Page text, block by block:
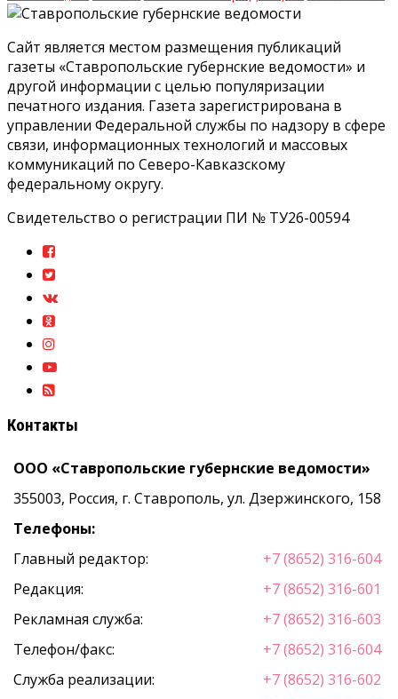
Сайт является местом размещения публикаций
газеты «Ставропольские губернские ведомости» и
другой информации с целью популяризации
печатного издания. Газета зарегистрирована в
управлении Федеральной службы по надзору в сфере
связи, информационных технологий и массовых
коммуникаций по Северо-Кавказскому
федеральному округу.
Свидетельство о регистрации ПИ № ТУ26-00594
Контакты
ООО «Ставропольские губернские ведомости»
355003, Россия, г. Ставрополь, ул. Дзержинского, 158
Телефоны:
Главный редактор:
+7 (8652) 316-604
Редакция:
+7 (8652) 316-601
Рекламная служба:
+7 (8652) 316-603
Телефон/факс:
+7 (8652) 316-604
Служба реализации:
+7 (8652) 316-602